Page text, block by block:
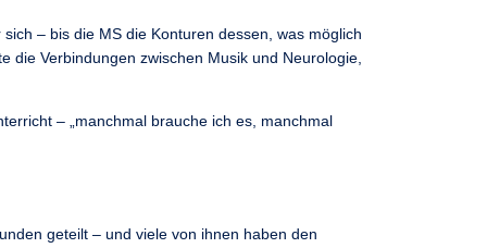
– bis die MS die Konturen dessen, was möglich
die Verbindungen zwischen Musik und Neurologie,
– „manchmal brauche ich es, manchmal
geteilt – und viele von ihnen haben den